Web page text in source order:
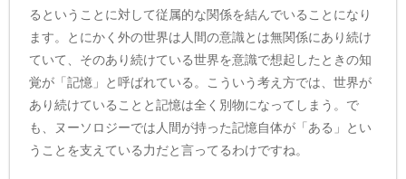
るということに対して従属的な関係を結んでいることになり
ます。とにかく外の世界は人間の意識とは無関係にあり続け
ていて、そのあり続けている世界を意識で想起したときの知
覚が「記憶」と呼ばれている。こういう考え方では、世界が
あり続けていることと記憶は全く別物になってしまう。で
も、ヌーソロジーでは人間が持った記憶自体が「ある」とい
うことを支えている力だと言ってるわけですね。